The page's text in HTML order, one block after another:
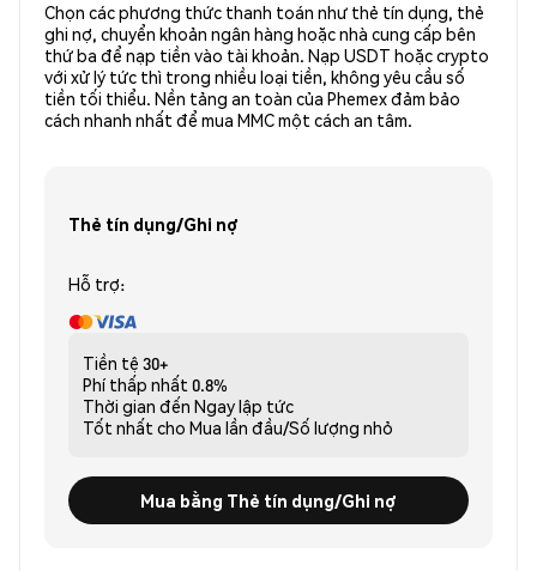
Chọn các phương thức thanh toán như thẻ tín dụng, thẻ
ghi nợ, chuyển khoản ngân hàng hoặc nhà cung cấp bên
thứ ba để nạp tiền vào tài khoản. Nạp USDT hoặc crypto
với xử lý tức thì trong nhiều loại tiền, không yêu cầu số
tiền tối thiểu. Nền tảng an toàn của Phemex đảm bảo
cách nhanh nhất để mua MMC một cách an tâm.
Thẻ tín dụng/Ghi nợ
Hỗ trợ:
Tiền tệ 30+
Phí thấp nhất 0.8%
Thời gian đến Ngay lập tức
Tốt nhất cho Mua lần đầu/Số lượng nhỏ
Mua bằng Thẻ tín dụng/Ghi nợ